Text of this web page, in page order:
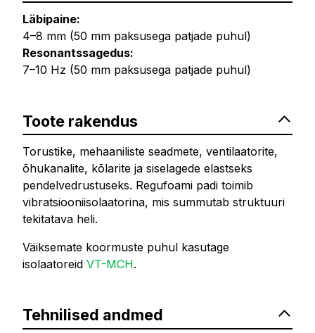
Läbipaine:
4–8 mm (50 mm paksusega patjade puhul)
Resonantssagedus:
7–10 Hz (50 mm paksusega patjade puhul)
Toote rakendus
Torustike, mehaaniliste seadmete, ventilaatorite,
õhukanalite, kõlarite ja siselagede elastseks
pendelvedrustuseks. Regufoami padi toimib
vibratsiooniisolaatorina, mis summutab struktuuri
tekitatava heli.
Väiksemate koormuste puhul kasutage
isolaatoreid VT-MCH.
Tehnilised andmed